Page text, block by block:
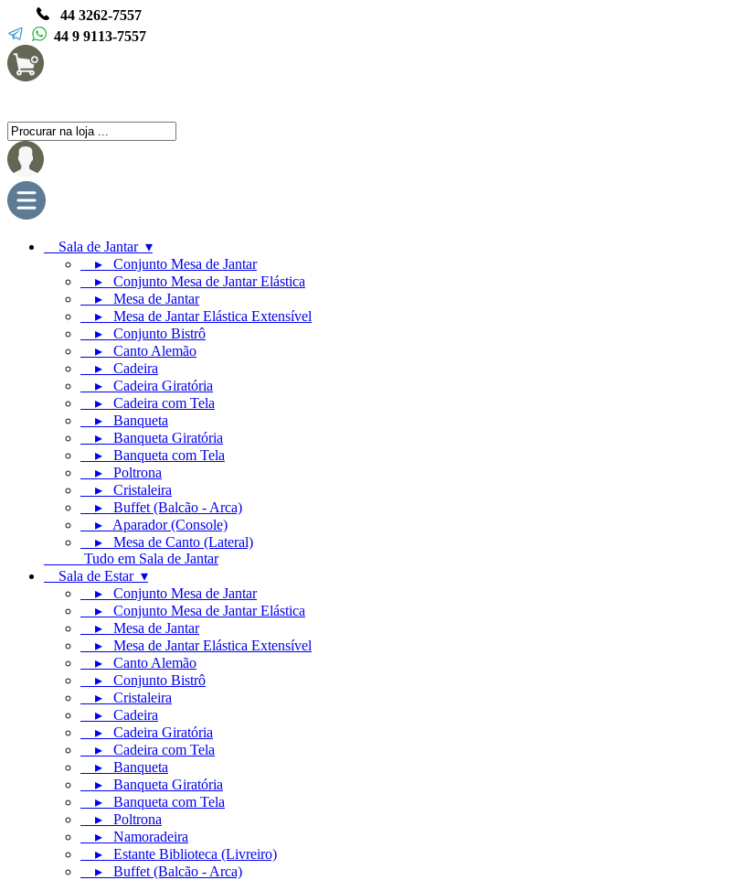
44 3262-7557
44 9 9113-7557
Sala de Jantar ▾
▸ Conjunto Mesa de Jantar
▸ Conjunto Mesa de Jantar Elástica
▸ Mesa de Jantar
▸ Mesa de Jantar Elástica Extensível
▸ Conjunto Bistrô
▸ Canto Alemão
▸ Cadeira
▸ Cadeira Giratória
▸ Cadeira com Tela
▸ Banqueta
▸ Banqueta Giratória
▸ Banqueta com Tela
▸ Poltrona
▸ Cristaleira
▸ Buffet (Balcão - Arca)
▸ Aparador (Console)
▸ Mesa de Canto (Lateral)
Tudo em Sala de Jantar
Sala de Estar ▾
▸ Conjunto Mesa de Jantar
▸ Conjunto Mesa de Jantar Elástica
▸ Mesa de Jantar
▸ Mesa de Jantar Elástica Extensível
▸ Canto Alemão
▸ Conjunto Bistrô
▸ Cristaleira
▸ Cadeira
▸ Cadeira Giratória
▸ Cadeira com Tela
▸ Banqueta
▸ Banqueta Giratória
▸ Banqueta com Tela
▸ Poltrona
▸ Namoradeira
▸ Estante Biblioteca (Livreiro)
▸ Buffet (Balcão - Arca)